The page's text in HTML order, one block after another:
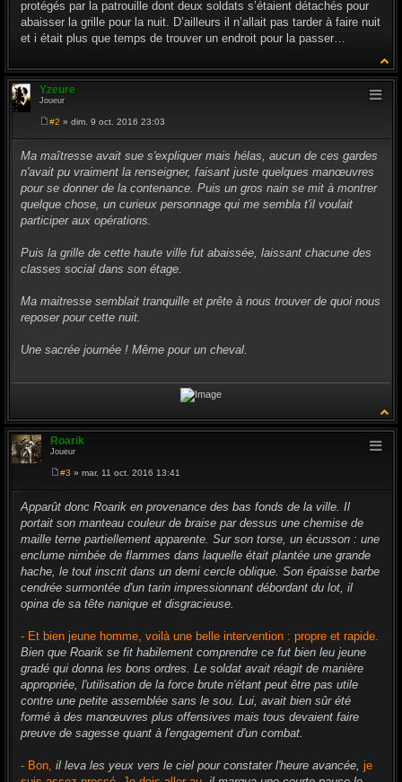
protégés par la patrouille dont deux soldats s’étaient détachés pour
abaisser la grille pour la nuit. D’ailleurs il n’allait pas tarder à faire nuit
et i était plus que temps de trouver un endroit pour la passer…
Yzeure
Joueur
s
a
e
#2 » dim. 9 oct. 2016 23:03
Ma maîtresse avait sue s'expliquer mais hélas, aucun de ces gardes
n'avait pu vraiment la renseigner, faisant juste quelques manœuvres
pour se donner de la contenance. Puis un gros nain se mit à montrer
quelque chose, un curieux personnage qui me sembla t'il voulait
participer aux opérations.
Puis la grille de cette haute ville fut abaissée, laissant chacune des
classes social dans son étage.
Ma maitresse semblait tranquille et prête à nous trouver de quoi nous
reposer pour cette nuit.
Une sacrée journée ! Même pour un cheval.
Roarik
Joueur
s
s
a
e
#3 » mar. 11 oct. 2016 13:41
Apparût donc Roarik en provenance des bas fonds de la ville. Il
portait son manteau couleur de braise par dessus une chemise de
maille terne partiellement apparente. Sur son torse, un écusson : une
enclume nimbée de flammes dans laquelle était plantée une grande
hache, le tout inscrit dans un demi cercle oblique. Son épaisse barbe
cendrée surmontée d'un tarin impressionnant débordant du lot, il
opina de sa tête nanique et disgracieuse.
- Et bien jeune homme, voilà une belle intervention : propre et rapide.
Bien que Roarik se fit habilement comprendre ce fut bien leu jeune
gradé qui donna les bons ordres. Le soldat avait réagit de manière
appropriée, l'utilisation de la force brute n'étant peut être pas utile
contre une petite assemblée sans le sou. Lui, avait bien sûr été
formé à des manœuvres plus offensives mais tous devaient faire
preuve de sagesse quant à l'engagement d'un combat.
- Bon, il leva les yeux vers le ciel pour constater l'heure avancée, je